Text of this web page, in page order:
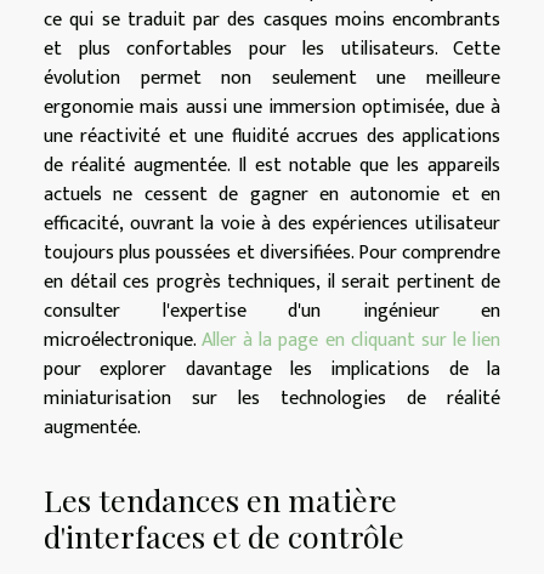
ce qui se traduit par des casques moins encombrants
et plus confortables pour les utilisateurs. Cette
évolution permet non seulement une meilleure
ergonomie mais aussi une immersion optimisée, due à
une réactivité et une fluidité accrues des applications
de réalité augmentée. Il est notable que les appareils
actuels ne cessent de gagner en autonomie et en
efficacité, ouvrant la voie à des expériences utilisateur
toujours plus poussées et diversifiées. Pour comprendre
en détail ces progrès techniques, il serait pertinent de
consulter l'expertise d'un ingénieur en
microélectronique.Aller à la page en cliquant sur le lien
pour explorer davantage les implications de la
miniaturisation sur les technologies de réalité
augmentée.
Les tendances en matière
d'interfaces et de contrôle